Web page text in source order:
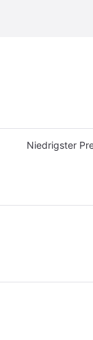
Niedrigster